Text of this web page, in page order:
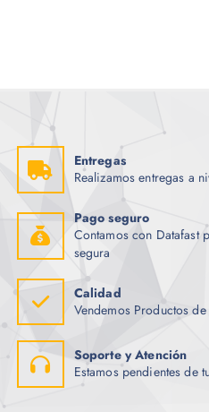
Entregas
Realizamos entregas a
Pago seguro
Contamos con Datafast
segura
Calidad
Vendemos Productos
Soporte y Atención
Estamos pendientes de